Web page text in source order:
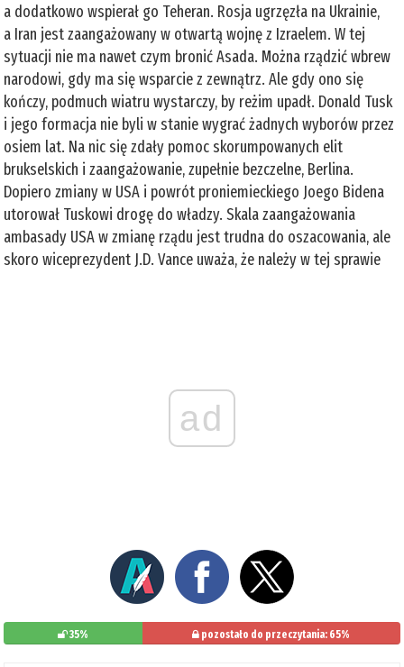
a dodatkowo wspierał go Teheran. Rosja ugrzęzła na Ukrainie,
a Iran jest zaangażowany w otwartą wojnę z Izraelem. W tej
sytuacji nie ma nawet czym bronić Asada. Można rządzić wbrew
narodowi, gdy ma się wsparcie z zewnątrz. Ale gdy ono się
kończy, podmuch wiatru wystarczy, by reżim upadł. Donald Tusk
i jego formacja nie byli w stanie wygrać żadnych wyborów przez
osiem lat. Na nic się zdały pomoc skorumpowanych elit
brukselskich i zaangażowanie, zupełnie bezczelne, Berlina.
Dopiero zmiany w USA i powrót proniemieckiego Joego Bidena
utorował Tuskowi drogę do władzy. Skala zaangażowania
ambasady USA w zmianę rządu jest trudna do oszacowania, ale
skoro wiceprezydent J.D. Vance uważa, że należy w tej sprawie
ad
35% pozostało do przeczytania: 65%